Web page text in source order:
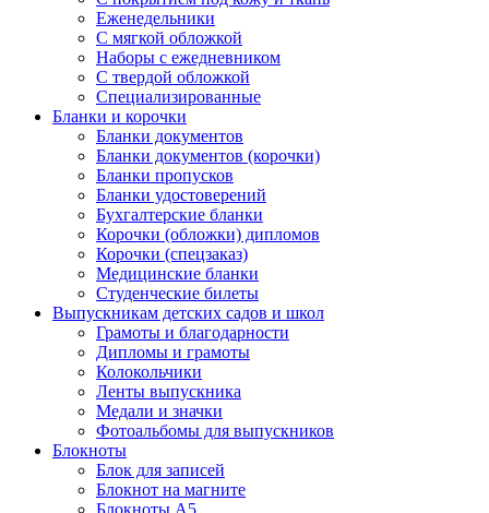
Еженедельники
С мягкой обложкой
Наборы с ежедневником
С твердой обложкой
Специализированные
Бланки и корочки
Бланки документов
Бланки документов (корочки)
Бланки пропусков
Бланки удостоверений
Бухгалтерские бланки
Корочки (обложки) дипломов
Корочки (спецзаказ)
Медицинские бланки
Студенческие билеты
Выпускникам детских садов и школ
Грамоты и благодарности
Дипломы и грамоты
Колокольчики
Ленты выпускника
Медали и значки
Фотоальбомы для выпускников
Блокноты
Блок для записей
Блокнот на магните
Блокноты А5